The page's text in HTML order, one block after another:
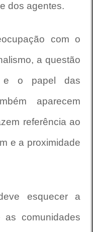
dos agentes.
com o
a questão
e o papel das
aparecem
referência ao
e a proximidade
esquecer a
comunidades